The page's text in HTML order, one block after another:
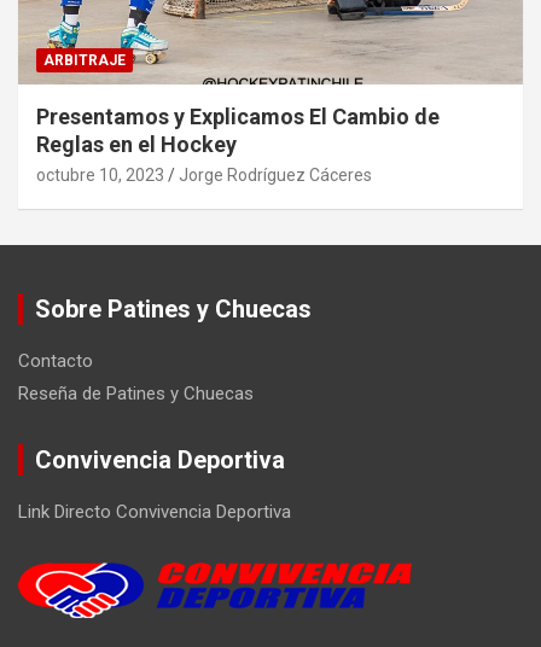
ARBITRAJE
Presentamos y Explicamos El Cambio de
Reglas en el Hockey
octubre 10, 2023 Jorge Rodríguez Cáceres
Sobre Patines y Chuecas
Contacto
Reseña de Patines y Chuecas
Convivencia Deportiva
Link Directo Convivencia Deportiva